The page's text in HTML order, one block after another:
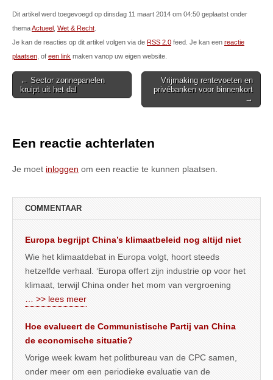
Dit artikel werd toegevoegd op dinsdag 11 maart 2014 om 04:50 geplaatst onder
themaActueel Wet & Recht
Je kan de reacties op dit artikel volgen via de RSS 2.0 feed. Je kan een reactie
plaatsen , of een link maken vanop uw eigen website.
Post
navigation
← Sector zonnepanelen
kruipt uit het dal
Vrijmaking rentevoeten en
privébanken voor binnenkort
→
Een reactie achterlaten
Je moet inloggen om een reactie te kunnen plaatsen.
COMMENTAAR
Europa begrijpt China’s klimaatbeleid nog altijd niet
Wie het klimaatdebat in Europa volgt, hoort steeds
hetzelfde verhaal. ‘Europa offert zijn industrie op voor het
klimaat, terwijl China onder het mom van vergroening
… >> lees meer
Hoe evalueert de Communistische Partij van China
de economische situatie?
Vorige week kwam het politbureau van de CPC samen,
onder meer om een periodieke evaluatie van de